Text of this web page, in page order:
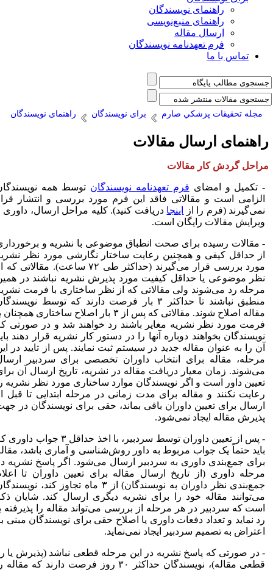
راهنمای نویسندگان
راهنمای منبع‌نویسی
ارسال مقاله
فرم تعهدنامه نویسندگان
تماس با ما
مجله تحقيقات پزشكي صارم برای نویسندگان راهنمای نویسندگان
ارسال مقالات
گردش کار مقالات
- تکمیل و امضایفرم تعهدنامه نویسندگانتوسط همه نویسندگان
الزامی است و مقالاتی فاقد این فرم مورد بررسی و انتشار قرار
نمی‌گیرند (فرم را از اینجادریافت کنید). کلیه مراحل ارسال، داوری و
ویرایش مقالات رایگان است.
- مقالات رسیده برای صحت انطباق موضوعی با نشریه و برخورداری
از حداقل کیفی و همچنین رعایت ساختار نگارشی مورد نظر نشریه
مورد بررسی قرار می‌گیرند (حداکثر طی ۷۲ ساعت). مقالاتی که از
نظر موضوعی یا حداقل کیفیت مورد پذیرش نشریه نباشند در همین
مرحله رد می‌شوند ولی مقالاتی که از نظر ساختاری با فرمت نشریه
منطبق نباشند تا حداکثر ۳ بار فرصت دارند که توسط نویسندگان
مقاله اصلاح شوند. مقالاتی که پس از ۳ بار اصلاح ساختاری همچنان با
فرمت مورد نظر نشریه مغایر باشند رد خواهند شد و در صورتی که
نویسندگان بخواهند دوباره آنها را در دستور کار نشریه قرار دهند باید
آن را به عنوان مقاله جدید در سیستم ثبت نمایند. پس از تایید در این
مرحله، مقاله برای انتخاب داوران تخصصی برای سردبیر ارسال
می‌شوند. زمان معیار دریافت مقاله در نشریه، تاریخ ارسال آن برای
تعیین داور است و اگر نویسندگان موارد ساختاری مورد نظر نشریه را
رعایت نکنند و مقاله برای مدت زمانی در مرحله ابتدایی تا قبل از
ارسال برای تعیین داوران باقی بماند، حقی برای نویسندگان در جهت
پذیرش مقاله ایجاد نمی‌شود.
- پس از تعیین داوران توسط سردبیر، با اخذ حداقل ۳ جواب داوری که
باید حتماً یک جواب مربوط به داور روش‌شناسی و آماری باشد، مقاله
برای جمع‌بندی داوری به سردبیر ارسال می‌شود. اگر پاسخ نشریه در
مرحله داوری (از تاریخ ارسال مقاله برای تعیین داوران تا اعلام
جمع‌بندی نظر داوران به نویسندگان) از ۳ ماه تجاوز کند، نویسندگان
می‌توانند مقاله خود را برای نشریه دیگری ارسال کند. شایان ذکر
است که سردبیر در هر مرحله از بررسی می‌تواند مقاله را پذیرفته یا
رد نماید و تعداد دفعات داوری یا اصلاح حقی برای نویسندگان مبنی بر
اعتراض به تصمیم سردبیر ایجاد نمی‌نماید.
- در صورتی که پاسخ نشریه در این مرحله قطعی نباشد (پذیرش یا رد
قطعی مقاله)، نویسندگان حداکثر ۳۰ روز فرصت دارند که مقاله را